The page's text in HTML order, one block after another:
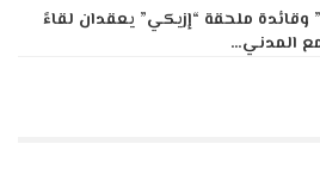
وقائدة ملحقة “إزيكي” يعقدان لقاءً
المدني…